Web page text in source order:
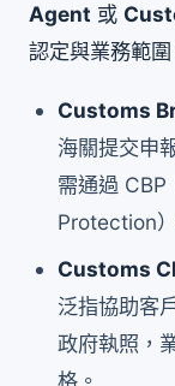
Agent 或
認定與業務範圍
Customs
海關提交申
需通過
Protection
Customs
泛指協助客
政府執照，
格。